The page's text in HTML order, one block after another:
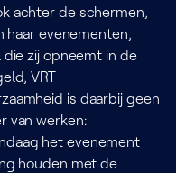
achter de schermen,
haar evenementen,
zij opneemt in de
VRT-
is daarbij geen
van werken:
het evenement
houden met de